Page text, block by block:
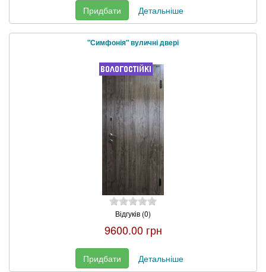
Придбати Детальніше
"Симфонія" вуличні двері
Відгуків (0)
9600.00 грн
Придбати Детальніше